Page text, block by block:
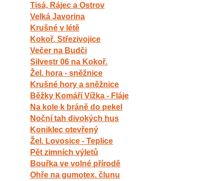
Tisá, Rájec a Ostrov
Velká Javorina
Krušné v létě
Kokoř. Střezivojice
Večer na Budči
Silvestr 06 na Kokoř.
Žel. hora - sněžnice
Krušné hory a sněžnice
Běžky Komáří Vížka - Fláje
Na kole k bráně do pekel
Noční tah divokých hus
Koniklec otevřený
Žel. Lovosice - Teplice
Pět zimních výletů
Bouřka ve volné přírodě
Ohře na gumotex. člunu